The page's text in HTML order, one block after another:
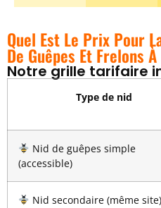
Quel Est Le Prix Pour
De Guêpes Et Frelons
Notre grille tarifaire
Type de nid
Nid de guêpes simple
(accessible)
Nid secondaire (même site)